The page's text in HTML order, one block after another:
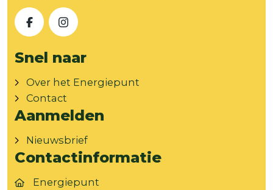
FacebookInstagram
Snel naar
Over het Energiepunt
Contact
Aanmelden
Nieuwsbrief
Contactinformatie
Energiepunt